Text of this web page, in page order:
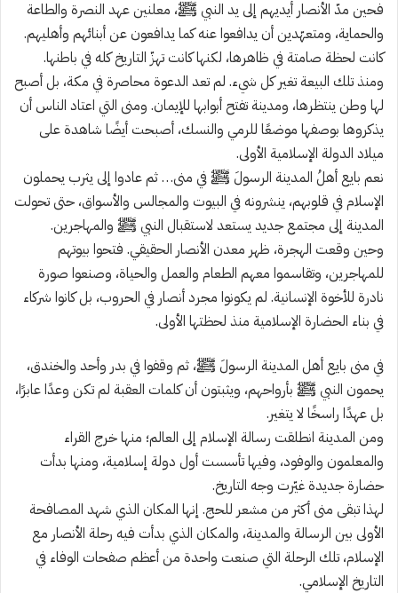
فحين مدّ الأنصار أيديهم إلى يد النبي ﷺ، معلنين عهد النصرة والطاعة
والحماية، ومتعهّدين أن يدافعوا عنه كما يدافعون عن أبنائهم وأهليهم.
كانت لحظة صامتة في ظاهرها، لكنها كانت تهزّ التاريخ كله في باطنها.
ومنذ تلك البيعة تغير كل شيء. لم تعد الدعوة محاصرة في مكة، بل أصبح
لها وطن ينتظرها، ومدينة تفتح أبوابها للإيمان. ومنى التي اعتاد الناس أن
يذكروها بوصفها موضعًا للرمي والنسك، أصبحت أيضًا شاهدة على
ميلاد الدولة الإسلامية الأولى.
نعم بايع أهلُ المدينة الرسولَ ﷺ في منى… ثم عادوا إلى يثرب يحملون
الإسلام في قلوبهم، ينشرونه في البيوت والمجالس والأسواق، حتى تحولت
المدينة إلى مجتمع جديد يستعد لاستقبال النبي ﷺ والمهاجرين.
وحين وقعت الهجرة، ظهر معدن الأنصار الحقيقي. فتحوا بيوتهم
للمهاجرين، وتقاسموا معهم الطعام والعمل والحياة، وصنعوا صورة
نادرة للأخوة الإنسانية. لم يكونوا مجرد أنصار في الحروب، بل كانوا شركاء
في بناء الحضارة الإسلامية منذ لحظتها الأولى.
في منى بايع أهل المدينة الرسولَ ﷺ، ثم وقفوا في بدر وأحد والخندق،
يحمون النبي ﷺ بأرواحهم، ويثبتون أن كلمات العقبة لم تكن وعدًا عابرًا،
بل عهدًا راسخًا لا يتغير.
ومن المدينة انطلقت رسالة الإسلام إلى العالم؛ منها خرج القراء
والمعلمون والوفود، وفيها تأسست أول دولة إسلامية، ومنها بدأت
حضارة جديدة غيّرت وجه التاريخ.
لهذا تبقى منى أكثر من مشعر للحج. إنها المكان الذي شهد المصافحة
الأولى بين الرسالة والمدينة، والمكان الذي بدأت فيه رحلة الأنصار مع
الإسلام، تلك الرحلة التي صنعت واحدة من أعظم صفحات الوفاء في
التاريخ الإسلامي.